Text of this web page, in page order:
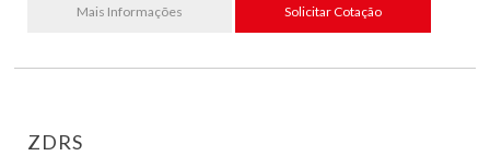
Mais Informações Solicitar Cotação
ZDRS